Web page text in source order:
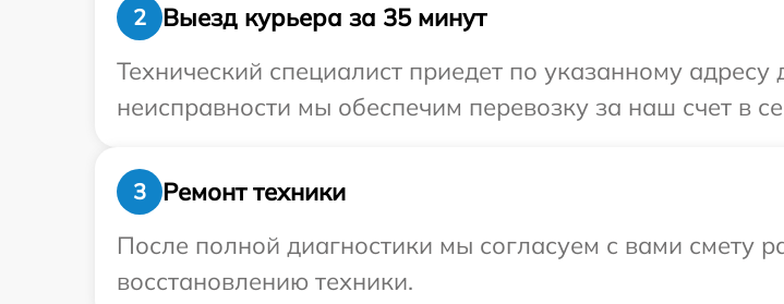
2
Выезд курьера за 35 минут
Технический специалист приедет по указанному
неисправности мы обеспечим перевозку за наш счет в
3
Ремонт техники
После полной диагностики мы согласуем с вами смету
восстановлению техники.